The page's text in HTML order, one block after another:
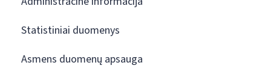
Statistiniai duomenys
Asmens duomenų apsauga